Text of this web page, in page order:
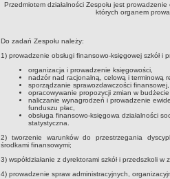
Przedmiotem działalności Zespołu jest
których organem
Do zadań Zespołu należy:
1) prowadzenie obsługi finansowo-księgowej szkół i
organizacja i prowadzenie księgowości,
nadzór nad racjonalną, celową i terminową
sporządzanie sprawozdawczości finansowej,
opracowywanie propozycji zmian w
naliczanie wynagrodzeń i prowadzenie
funduszu płac,
obsługa finansowo-księgowa działalności
statystyczna.
2) tworzenie warunków do przestrzegania
środkami finansowymi;
3) współdziałanie z dyrektorami szkół i przedszkoli
4) prowadzenie spraw administracyjnych,